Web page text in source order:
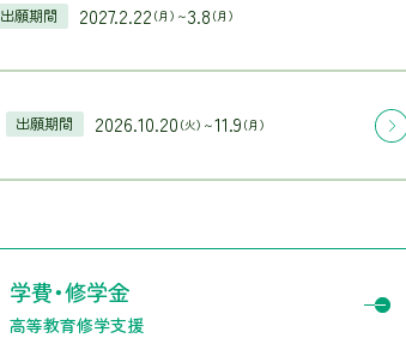
出願期間 2027.2.22 （月）～3.8 （月）
出願期間 2026.10.20 （火）～11.9 （月）
学費・修学金
高等教育修学支援